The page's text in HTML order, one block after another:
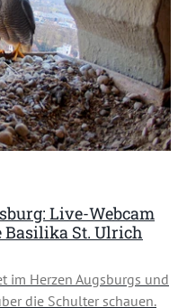
Live-Webcam
St. Ulrich
im Herzen Augsburgs und
die Schulter schauen.